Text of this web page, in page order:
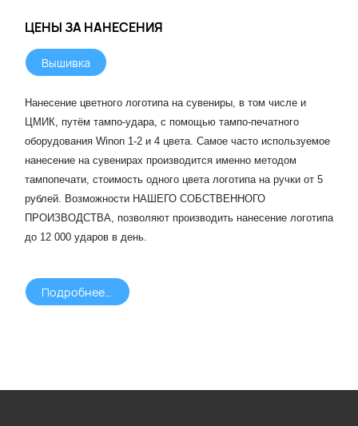
ЦЕНЫ ЗА НАНЕСЕНИЯ
Вышивка
Нанесение цветного логотипа на сувениры, в том числе и
ЦМИК, путём тампо-удара, с помощью тампо-печатного
оборудования Winon 1-2 и 4 цвета. Самое часто используемое
нанесение на сувенирах производится именно методом
тампопечати, стоимость одного цвета логотипа на ручки от 5
рублей. Возможности НАШЕГО СОБСТВЕННОГО
ПРОИЗВОДСТВА, позволяют производить нанесение логотипа
до 12 000 ударов в день.
Подробнее >>>